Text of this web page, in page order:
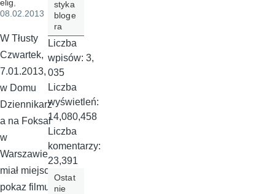
elig,
08.02.2013
W Tłusty
Czwartek,
7.01.2013,
w Domu
Dziennikarz
a na Foksal
w
Warszawie
miał miejsce
pokaz filmu
styka
bloge
ra
Liczba
wpisów: 3,
035
Liczba
wyświetleń:
14,080,458
Liczba
komentarzy:
23,391
Ostat
nie